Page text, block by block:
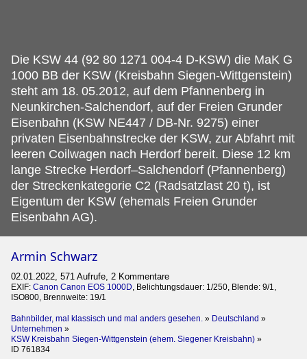
Die KSW 44 (92 80 1271 004-4 D-KSW) die MaK G
1000 BB der KSW (Kreisbahn Siegen-Wittgenstein)
steht am 18. 05.2012, auf dem Pfannenberg in
Neunkirchen-Salchendorf, auf der Freien Grunder
Eisenbahn (KSW NE447 / DB-Nr. 9275) einer
privaten Eisenbahnstrecke der KSW, zur Abfahrt mit
leeren Coilwagen nach Herdorf bereit. Diese 12 km
lange Strecke Herdorf–Salchendorf (Pfannenberg)
der Streckenkategorie C2 (Radsatzlast 20 t), ist
Eigentum der KSW (ehemals Freien Grunder
Eisenbahn AG).
Armin Schwarz
02.01.2022, 571 Aufrufe, 2 Kommentare
EXIF: Canon Canon EOS 1000D, Belichtungsdauer: 1/250, Blende: 9/1,
ISO800, Brennweite: 19/1
Bahnbilder, mal klassisch und mal anders gesehen. » Deutschland »
Unternehmen »
KSW Kreisbahn Siegen-Wittgenstein (ehem. Siegener Kreisbahn) »
ID 761834